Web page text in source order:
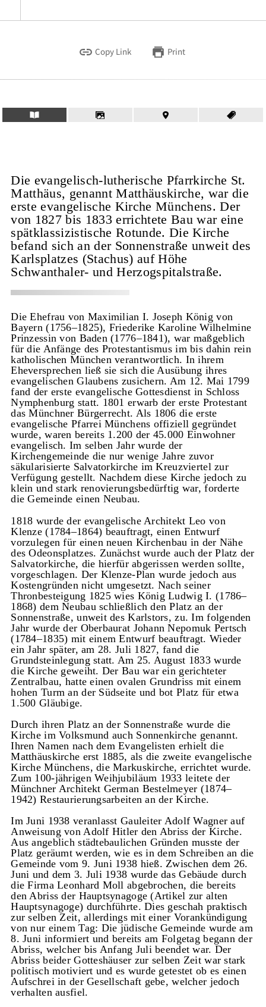
Copy Link Print
Die evangelisch-lutherische Pfarrkirche St.
Matthäus, genannt Matthäuskirche, war die
erste evangelische Kirche Münchens. Der
von 1827 bis 1833 errichtete Bau war eine
spätklassizistische Rotunde. Die Kirche
befand sich an der Sonnenstraße unweit des
Karlsplatzes (Stachus) auf Höhe
Schwanthaler- und Herzogspitalstraße.
Die Ehefrau von Maximilian I. Joseph König von
Bayern (1756–1825), Friederike Karoline Wilhelmine
Prinzessin von Baden (1776–1841), war maßgeblich
für die Anfänge des Protestantismus im bis dahin rein
katholischen München verantwortlich. In ihrem
Eheversprechen ließ sie sich die Ausübung ihres
evangelischen Glaubens zusichern. Am 12. Mai 1799
fand der erste evangelische Gottesdienst in Schloss
Nymphenburg statt. 1801 erwarb der erste Protestant
das Münchner Bürgerrecht. Als 1806 die erste
evangelische Pfarrei Münchens offiziell gegründet
wurde, waren bereits 1.200 der 45.000 Einwohner
evangelisch. Im selben Jahr wurde der
Kirchengemeinde die nur wenige Jahre zuvor
säkularisierte Salvatorkirche im Kreuzviertel zur
Verfügung gestellt. Nachdem diese Kirche jedoch zu
klein und stark renovierungsbedürftig war, forderte
die Gemeinde einen Neubau.
1818 wurde der evangelische Architekt Leo von
Klenze (1784–1864) beauftragt, einen Entwurf
vorzulegen für einen neuen Kirchenbau in der Nähe
des Odeonsplatzes. Zunächst wurde auch der Platz der
Salvatorkirche, die hierfür abgerissen werden sollte,
vorgeschlagen. Der Klenze-Plan wurde jedoch aus
Kostengründen nicht umgesetzt. Nach seiner
Thronbesteigung 1825 wies König Ludwig I. (1786–
1868) dem Neubau schließlich den Platz an der
Sonnenstraße, unweit des Karlstors, zu. Im folgenden
Jahr wurde der Oberbaurat Johann Nepomuk Pertsch
(1784–1835) mit einem Entwurf beauftragt. Wieder
ein Jahr später, am 28. Juli 1827, fand die
Grundsteinlegung statt. Am 25. August 1833 wurde
die Kirche geweiht. Der Bau war ein gerichteter
Zentralbau, hatte einen ovalen Grundriss mit einem
hohen Turm an der Südseite und bot Platz für etwa
1.500 Gläubige.
Durch ihren Platz an der Sonnenstraße wurde die
Kirche im Volksmund auch Sonnenkirche genannt.
Ihren Namen nach dem Evangelisten erhielt die
Matthäuskirche erst 1885, als die zweite evangelische
Kirche Münchens, die Markuskirche, errichtet wurde.
Zum 100-jährigen Weihjubiläum 1933 leitete der
Münchner Architekt German Bestelmeyer (1874–
1942) Restaurierungsarbeiten an der Kirche.
Im Juni 1938 veranlasst Gauleiter Adolf Wagner auf
Anweisung von Adolf Hitler den Abriss der Kirche.
Aus angeblich städtebaulichen Gründen musste der
Platz geräumt werden, wie es in dem Schreiben an die
Gemeinde vom 9. Juni 1938 hieß. Zwischen dem 26.
Juni und dem 3. Juli 1938 wurde das Gebäude durch
die Firma Leonhard Moll abgebrochen, die bereits
den Abriss der Hauptsynagoge (Artikel zur alten
Hauptsynagoge) durchführte. Dies geschah praktisch
zur selben Zeit, allerdings mit einer Vorankündigung
von nur einem Tag: Die jüdische Gemeinde wurde am
8. Juni informiert und bereits am Folgetag begann der
Abriss, welcher bis Anfang Juli beendet war. Der
Abriss beider Gotteshäuser zur selben Zeit war stark
politisch motiviert und es wurde getestet ob es einen
Aufschrei in der Gesellschaft gebe, welcher jedoch
verhalten ausfiel.